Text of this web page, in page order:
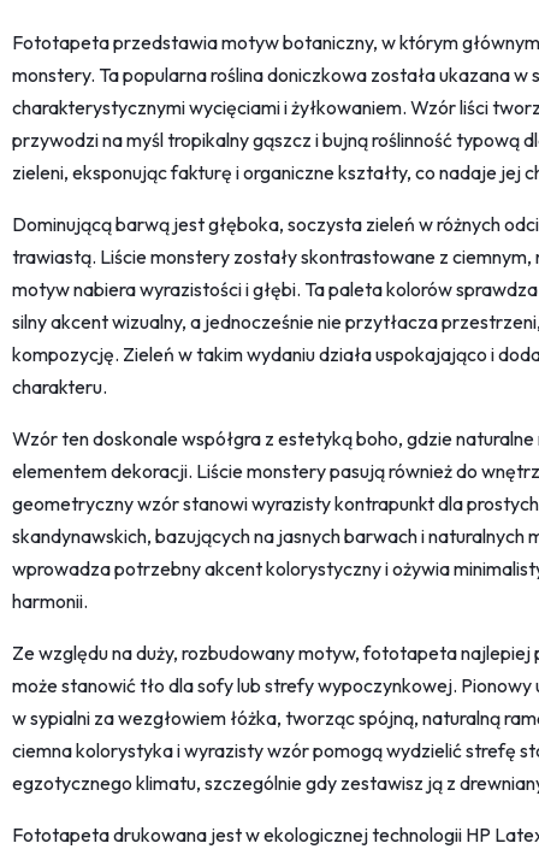
Fototapeta przedstawia motyw botaniczny, w którym
monstery. Ta popularna roślina doniczkowa została ukazana
charakterystycznymi wycięciami i żyłkowaniem. Wzór liści
przywodzi na myśl tropikalny gąszcz i bujną roślinność typową
zieleni, eksponując fakturę i organiczne kształty, co nadaje jej
Dominującą barwą jest głęboka, soczysta zieleń w różnych
trawiastą. Liście monstery zostały skontrastowane z ciemnym,
motyw nabiera wyrazistości i głębi. Ta paleta kolorów
silny akcent wizualny, a jednocześnie nie przytłacza
kompozycję. Zieleń w takim wydaniu działa uspokajająco i
charakteru.
Wzór ten doskonale współgra z estetyką boho, gdzie
elementem dekoracji. Liście monstery pasują również do
geometryczny wzór stanowi wyrazisty kontrapunkt dla
skandynawskich, bazujących na jasnych barwach i
wprowadza potrzebny akcent kolorystyczny i ożywia
harmonii.
Ze względu na duży, rozbudowany motyw, fototapeta najlepiej
może stanowić tło dla sofy lub strefy wypoczynkowej. Pionowy
w sypialni za wezgłowiem łóżka, tworząc spójną, naturalną
ciemna kolorystyka i wyrazisty wzór pomogą wydzielić strefę
egzotycznego klimatu, szczególnie gdy zestawisz ją z
Fototapeta drukowana jest w ekologicznej technologii HP